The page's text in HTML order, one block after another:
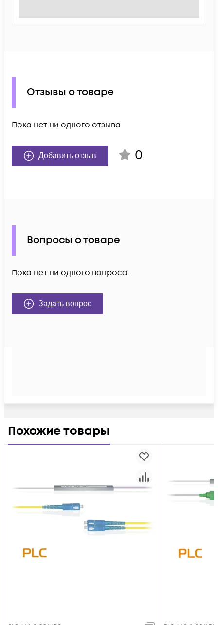
Отзывы о товаре
Пока нет ни одного отзыва
Добавить отзыв 0
Вопросы о товаре
Пока нет ни одного вопроса.
Задать вопрос
Похожие товары